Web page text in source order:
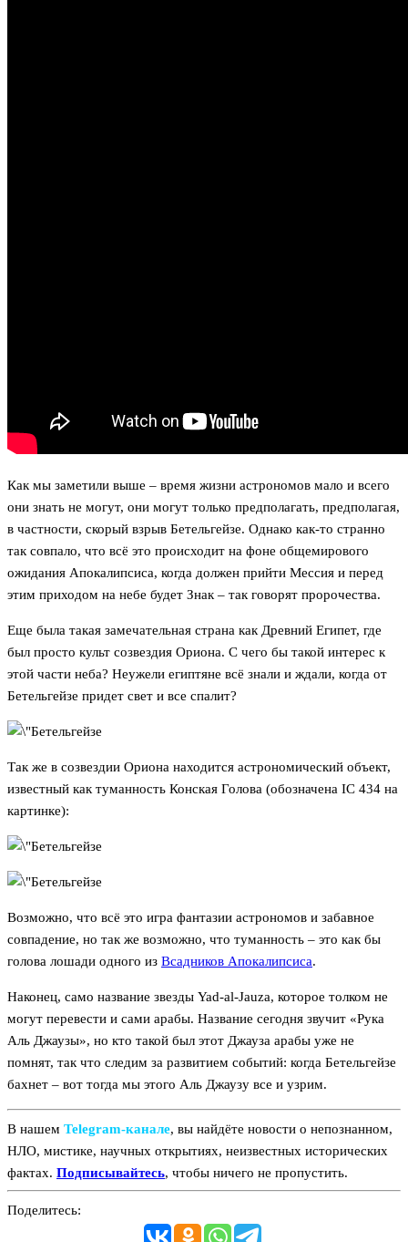
Как мы заметили выше – время жизни астрономов мало и всего
они знать не могут, они могут только предполагать, предполагая,
в частности, скорый взрыв Бетельгейзе. Однако как-то странно
так совпало, что всё это происходит на фоне общемирового
ожидания Апокалипсиса, когда должен прийти Мессия и перед
этим приходом на небе будет Знак – так говорят пророчества.
Еще была такая замечательная страна как Древний Египет, где
был просто культ созвездия Ориона. С чего бы такой интерес к
этой части неба? Неужели египтяне всё знали и ждали, когда от
Бетельгейзе придет свет и все спалит?
Так же в созвездии Ориона находится астрономический объект,
известный как туманность Конская Голова (обозначена IC 434 на
картинке):
Возможно, что всё это игра фантазии астрономов и забавное
совпадение, но так же возможно, что туманность – это как бы
голова лошади одного из Всадников Апокалипсиса.
Наконец, само название звезды Yad-al-Jauza, которое толком не
могут перевести и сами арабы. Название сегодня звучит «Рука
Аль Джаузы», но кто такой был этот Джауза арабы уже не
помнят, так что следим за развитием событий: когда Бетельгейзе
бахнет – вот тогда мы этого Аль Джаузу все и узрим.
В нашем Telegram‑канале, вы найдёте новости о непознанном,
НЛО, мистике, научных открытиях, неизвестных исторических
фактах. Подписывайтесь, чтобы ничего не пропустить.
Поделитесь: